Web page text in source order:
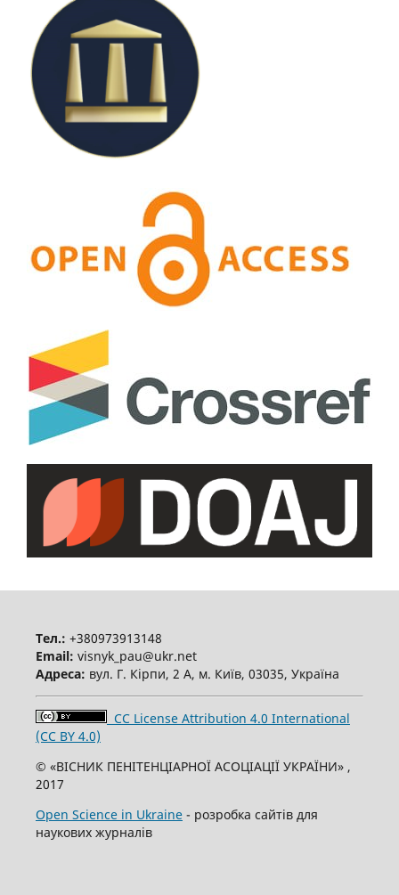
Тел.: +380973913148
Email: visnyk_pau@ukr.net
Адреса: вул. Г. Кірпи, 2 А, м. Київ, 03035, Україна
CC License Attribution 4.0 International
(CC BY 4.0)
© «ВІСНИК ПЕНІТЕНЦІАРНОЇ АСОЦІАЦІЇ УКРАЇНИ» ,
2017
Open Science in Ukraine- розробка сайтів для
наукових журналів